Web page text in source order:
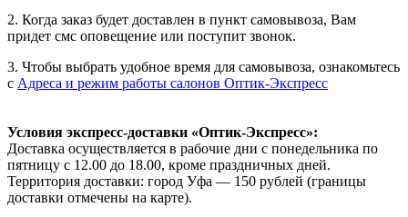
2. Когда заказ будет доставлен в пункт самовывоза, Вам
придет смс оповещение или поступит звонок.
3. Чтобы выбрать удобное время для самовывоза, ознакомьтесь
с Адреса и режим работы салонов Оптик-Экспресс
Условия экспресс-доставки «Оптик-Экспресс»:
Доставка осуществляется в рабочие дни с понедельника по
пятницу с 12.00 до 18.00, кроме праздничных дней.
Территория доставки: город Уфа — 150 рублей (границы
доставки отмечены на карте).